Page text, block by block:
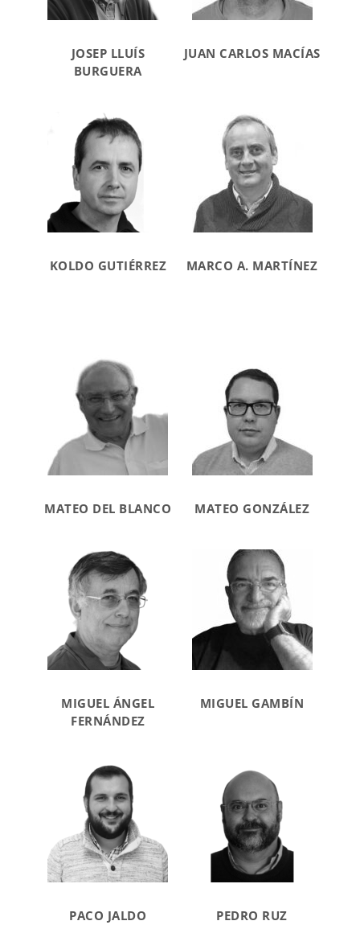
JOSEP LLUÍS
BURGUERA
JUAN CARLOS MACÍAS
KOLDO GUTIÉRREZ MARCO A. MARTÍNEZ
MATEO DEL BLANCO MATEO GONZÁLEZ
MIGUEL ÁNGEL
FERNÁNDEZ
MIGUEL GAMBÍN
PACO JALDO PEDRO RUZ